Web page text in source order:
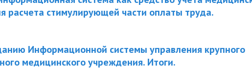
расчета стимулирующей части оплаты труда.
Информационной системы управления крупного
медицинского учреждения. Итоги.